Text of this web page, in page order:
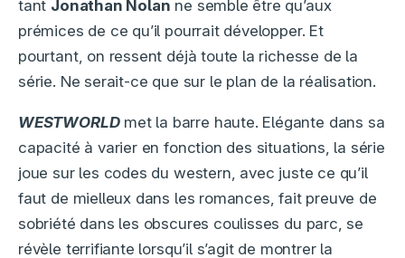
tant Jonathan Nolan ne semble être qu’aux
prémices de ce qu’il pourrait développer. Et
pourtant, on ressent déjà toute la richesse de la
série. Ne serait-ce que sur le plan de la réalisation.
WESTWORLDmet la barre haute. Elégante dans sa
capacité à varier en fonction des situations, la série
joue sur les codes du western, avec juste ce qu’il
faut de mielleux dans les romances, fait preuve de
sobriété dans les obscures coulisses du parc, se
révèle terrifiante lorsqu’il s’agit de montrer la